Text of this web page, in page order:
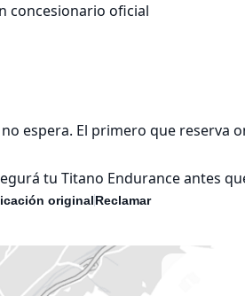
concesionario oficial
espera. El primero que reserva
tu Titano Endurance antes
originalReclamar